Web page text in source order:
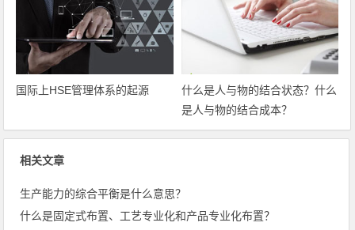
国际上HSE管理体系的起源
什么是人与物的结合状态？什么
是人与物的结合成本？
相关文章
生产能力的综合平衡是什么意思？
什么是固定式布置、工艺专业化和产品专业化布置？